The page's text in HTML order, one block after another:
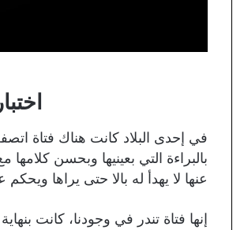
في إحدى البلاد كانت هناك فتاة
بالبراءة التي بعينيها وبحسن
عنها لا يهدأ له بالا حتى يراها
إنها فتاة تندر في وجودنا، كانت